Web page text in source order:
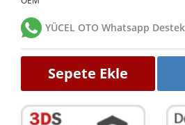
YÜCEL OTO Whatsapp
Sepete Ekle